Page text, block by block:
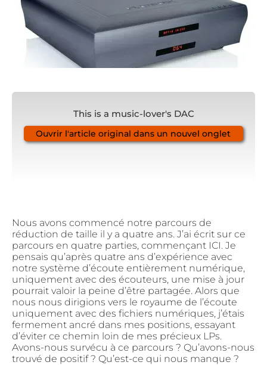
This is a music-lover's DAC
Ouvrir l'article original dans un nouvel onglet
Nous avons commencé notre parcours de
réduction de taille il y a quatre ans. J’ai écrit sur ce
parcours en quatre parties, commençant ICI. Je
pensais qu’après quatre ans d’expérience avec
notre système d’écoute entièrement numérique,
uniquement avec des écouteurs, une mise à jour
pourrait valoir la peine d’être partagée. Alors que
nous nous dirigions vers le royaume de l’écoute
uniquement avec des fichiers numériques, j’étais
fermement ancré dans mes positions, essayant
d’éviter ce chemin loin de mes précieux LPs.
Avons-nous survécu à ce parcours ? Qu’avons-nous
trouvé de positif ? Qu’est-ce qui nous manque ?